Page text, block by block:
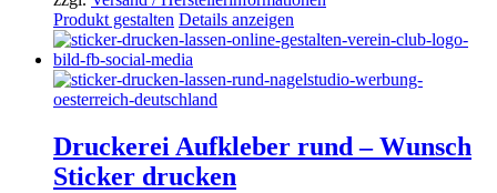
Produkt gestalten Details anzeigen
Druckerei Aufkleber rund – Wunsch
Sticker drucken